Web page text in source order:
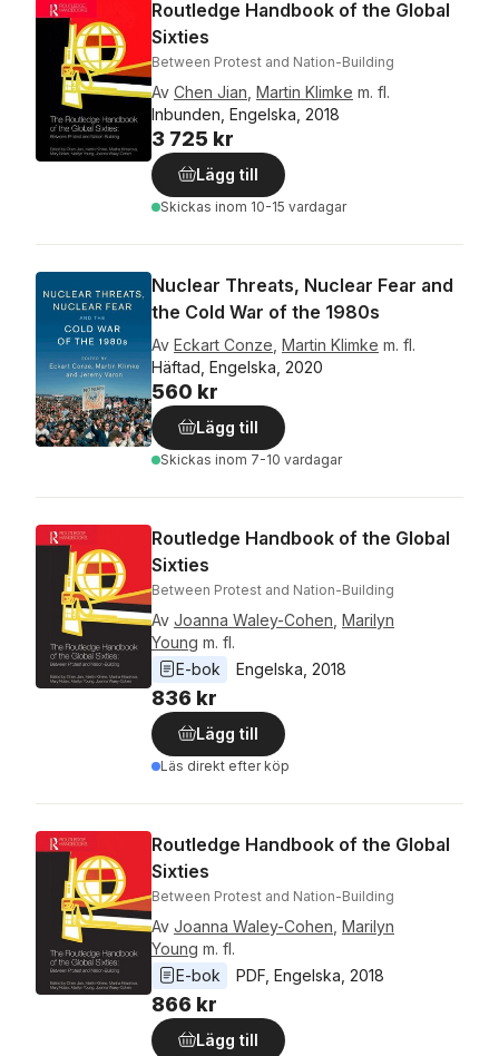
Routledge Handbook of the Global
Sixties
Between Protest and Nation-Building
Av Chen Jian Martin Klimke m. fl.
Inbunden, Engelska, 2018
3 725 kr
Lägg till
Skickas inom 10-15 vardagar
Nuclear Threats, Nuclear Fear and
the Cold War of the 1980s
Av Eckart Conze Martin Klimke m. fl.
Häftad, Engelska, 2020
560 kr
Lägg till
Skickas inom 7-10 vardagar
Routledge Handbook of the Global
Sixties
Between Protest and Nation-Building
Av Joanna Waley-Cohen Marilyn
Young m. fl.
E-bok
Engelska 2018
836 kr
Lägg till
Läs direkt efter köp
Routledge Handbook of the Global
Sixties
Between Protest and Nation-Building
Av Joanna Waley-Cohen Marilyn
Young m. fl.
E-bok
PDF Engelska 2018
866 kr
Lägg till